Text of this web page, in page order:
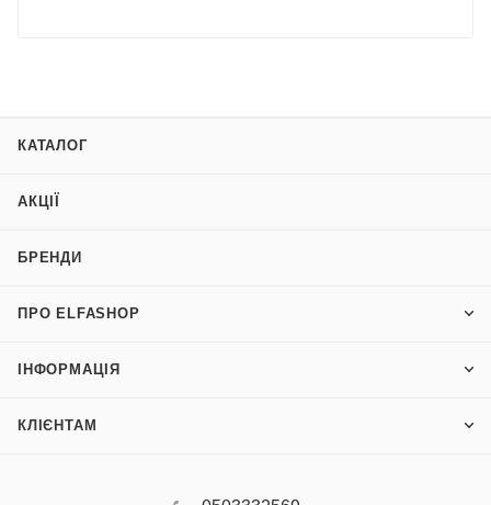
КАТАЛОГ
АКЦІЇ
БРЕНДИ
ПРО ELFASHOP
ІНФОРМАЦІЯ
КЛІЄНТАМ